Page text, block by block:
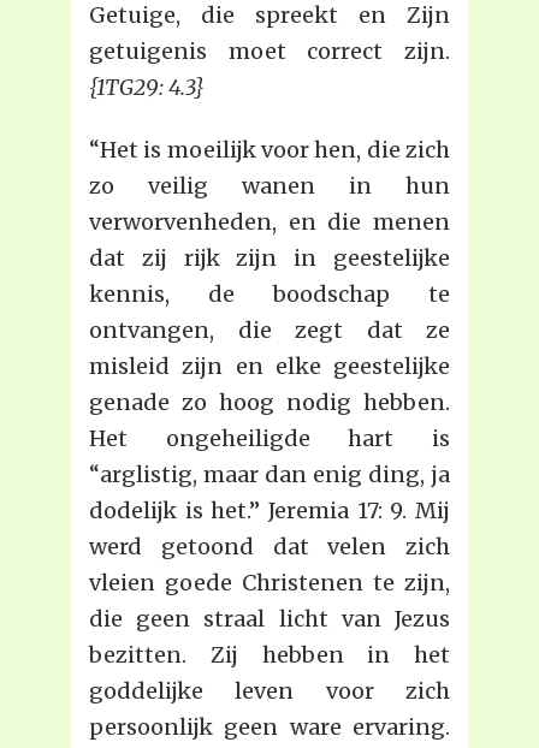
Getuige, die spreekt en Zijn
getuigenis moet correct zijn.
{1TG29: 4.3}
“Het is moeilijk voor hen, die zich
zo veilig wanen in hun
verworvenheden, en die menen
dat zij rijk zijn in geestelijke
kennis, de boodschap te
ontvangen, die zegt dat ze
misleid zijn en elke geestelijke
genade zo hoog nodig hebben.
Het ongeheiligde hart is
“arglistig, maar dan enig ding, ja
dodelijk is het.” Jeremia 17: 9. Mij
werd getoond dat velen zich
vleien goede Christenen te zijn,
die geen straal licht van Jezus
bezitten. Zij hebben in het
goddelijke leven voor zich
persoonlijk geen ware ervaring.